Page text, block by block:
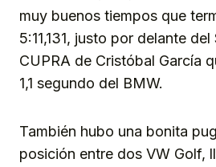
muy buenos tiempos que
5:11,131, justo por delante del
CUPRA de Cristóbal García
1,1 segundo del BMW.
También hubo una bonita
posición entre dos VW Golf,